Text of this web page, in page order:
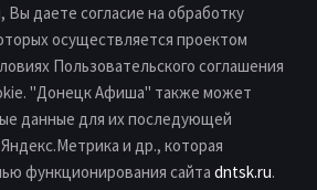
, Вы даете согласие на обработку
осуществляется проектом
Пользовательского соглашения
"Донецк Афиша" также может
данные для их последующей
и др., которая
функционирования сайта dntsk.ru.